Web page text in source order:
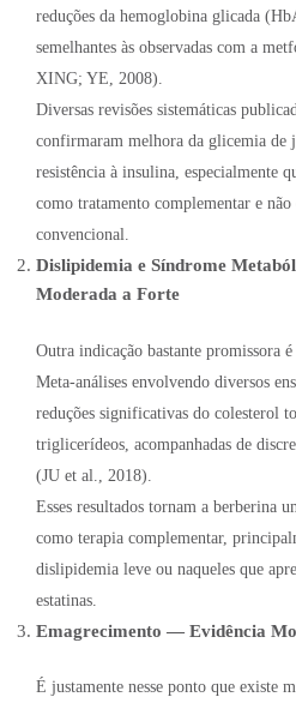
reduções da hemoglobina glicada
semelhantes às observadas com a
XING; YE, 2008).
Diversas revisões sistemáticas
confirmaram melhora da glicemia de
resistência à insulina, especialmente
como tratamento complementar e
convencional.
Dislipidemia e Síndrome
Moderada a Forte
Outra indicação bastante promissora
Meta-análises envolvendo diversos
reduções significativas do colesterol
triglicerídeos, acompanhadas de
(JU et al., 2018).
Esses resultados tornam a berberina
como terapia complementar,
dislipidemia leve ou naqueles que
estatinas.
Emagrecimento — Evidência
É justamente nesse ponto que existe